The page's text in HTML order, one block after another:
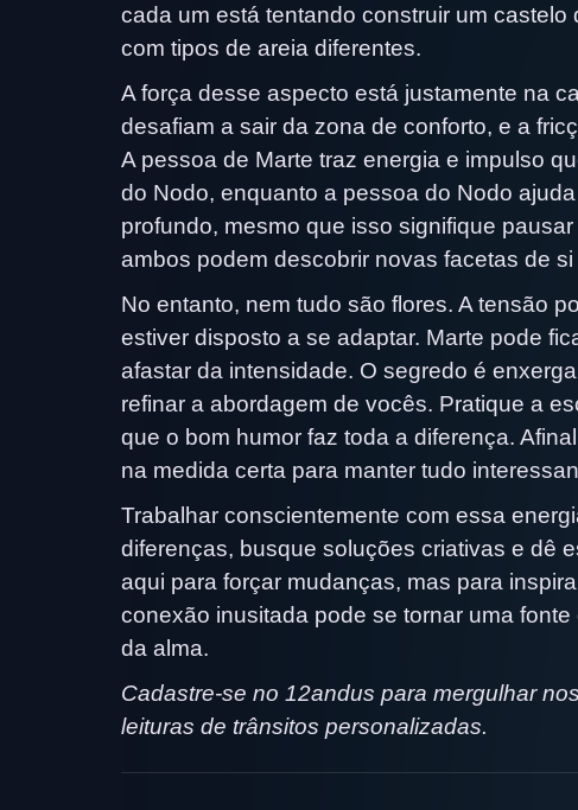
cada um está tentando construir um
com tipos de areia diferentes.
A força desse aspecto está justamente na
desafiam a sair da zona de conforto, e a
A pessoa de Marte traz energia e impulso
do Nodo, enquanto a pessoa do Nodo
profundo, mesmo que isso signifique
ambos podem descobrir novas facetas de
No entanto, nem tudo são flores. A tensão
estiver disposto a se adaptar. Marte pode
afastar da intensidade. O segredo é
refinar a abordagem de vocês. Pratique a
que o bom humor faz toda a diferença.
na medida certa para manter tudo
Trabalhar conscientemente com essa
diferenças, busque soluções criativas e dê
aqui para forçar mudanças, mas para
conexão inusitada pode se tornar uma
da alma.
Cadastre-se no 12andus para mergulhar
leituras de trânsitos personalizadas.